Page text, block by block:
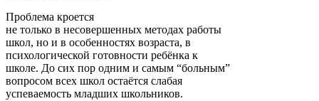
Проблема кроется
не только в несовершенных методах работы
школ, но и в особенностях возраста, в
психологической готовности ребёнка к
школе. До сих пор одним и самым “больным”
вопросом всех школ остаётся слабая
успеваемость младших школьников.